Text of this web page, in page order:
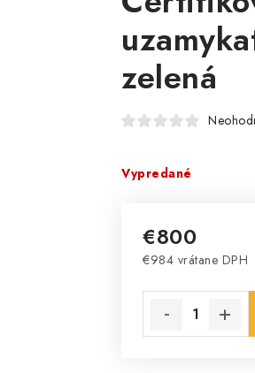
zelená
Vypredané
€800
€984 vrátane DPH